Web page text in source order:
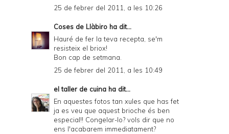
25 de febrer del 2011, a les 10:26
Coses de Llàbiro ha dit...
Hauré de fer la teva recepta, se'm
resisteix el briox!
Bon cap de setmana.
25 de febrer del 2011, a les 10:49
el taller de cuina ha dit...
En aquestes fotos tan xules que has fet
ja es veu que aquest brioche és ben
especial!! Congelar-lo? vols dir que no
ens l'acabarem immediatament?